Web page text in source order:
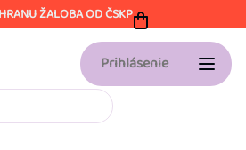
ŽALOBA OD ČSKP
Prihlásenie